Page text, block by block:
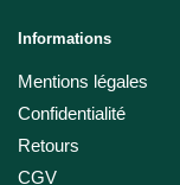
Informations
Mentions légales
Confidentialité
Retours
CGV